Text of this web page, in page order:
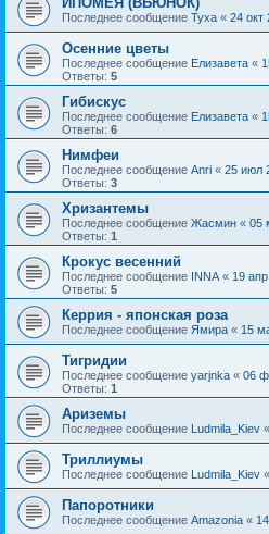
Последнее сообщение Tyxa « 24 окт
Осенние цветы
Последнее сообщение Елизавета «
Ответы: 5
Гибискус
Последнее сообщение Елизавета «
Ответы: 6
Нимфеи
Последнее сообщение Anri « 25 июл
Ответы: 3
Хризантемы
Последнее сообщение Жасмин « 05
Ответы: 1
Крокус весенний
Последнее сообщение INNA « 19
Ответы: 5
Керрия - японская роза
Последнее сообщение Ямира « 15
Тигридии
Последнее сообщение yarjnka « 06
Ответы: 1
Ариземы
Последнее сообщение Ludmila_Kiev «
Триллиумы
Последнее сообщение Ludmila_Kiev «
Папоротники
Последнее сообщение Amazonia «